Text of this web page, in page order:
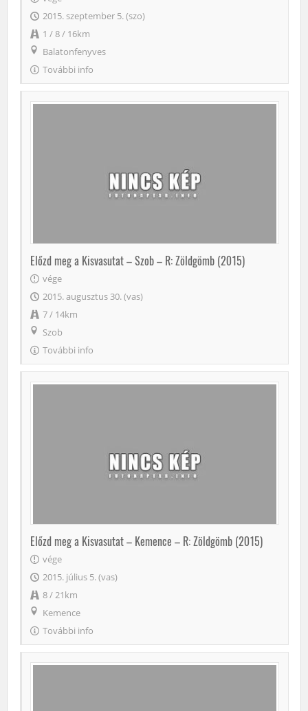
2015. szeptember 5. (szo)
1 / 8 / 16km
Balatonfenyves
További info
Előzd meg a Kisvasutat – Szob – R: Zöldgömb (2015)
vége
2015. augusztus 30. (vas)
7 / 14km
Szob
További info
Előzd meg a Kisvasutat – Kemence – R: Zöldgömb (2015)
vége
2015. július 5. (vas)
8 / 21km
Kemence
További info